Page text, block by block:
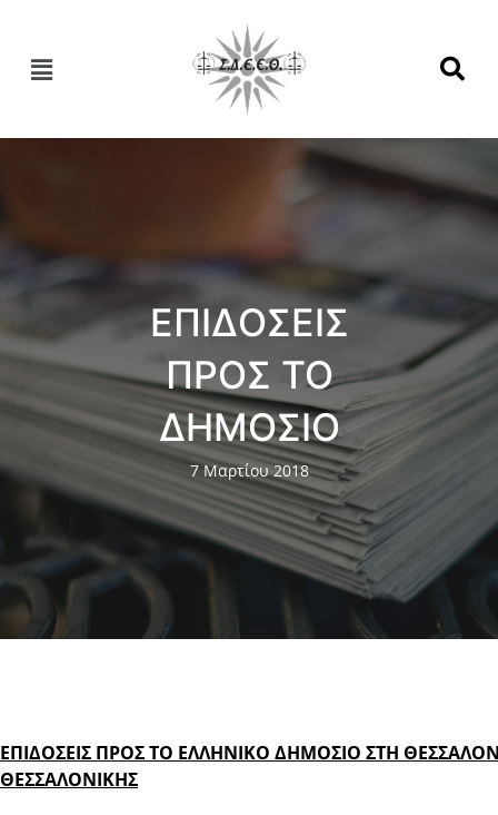
ΕΠΙΔΟΣΕΙΣ
ΠΡΟΣ ΤΟ
ΔΗΜΟΣΙΟ
7 Μαρτίου 2018
ΕΠΙΔΟΣΕΙΣ ΠΡΟΣ ΤΟ ΕΛΛΗΝΙΚΟ ΔΗΜΟΣΙΟ ΣΤΗ
ΘΕΣΣΑΛΟΝΙΚΗΣ